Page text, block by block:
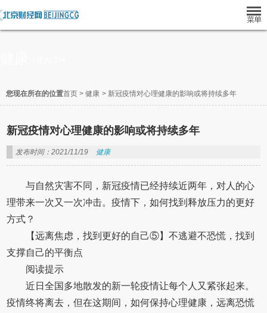
您现在所在的位置首页 > 健康 > 新冠疫情对心理健康的影响或将持续多年
新冠疫情对心理健康的影响或将持续多年
发布时间：2021/11/19 健康
与自然灾害不同，新冠疫情已经持续近两年，对人的心
理带来一次又一次冲击。疫情下，如何找到释放压力的更好
方式？
【远离焦虑，找到更好的自己⑤】不逃避不恐慌，找到
支撑自己的平衡点
阅读提示
近日全国多地散发的新一轮疫情让每个人又紧张起来。
疫情终将离去，但在这期间，如何保持心理健康，远离恐慌